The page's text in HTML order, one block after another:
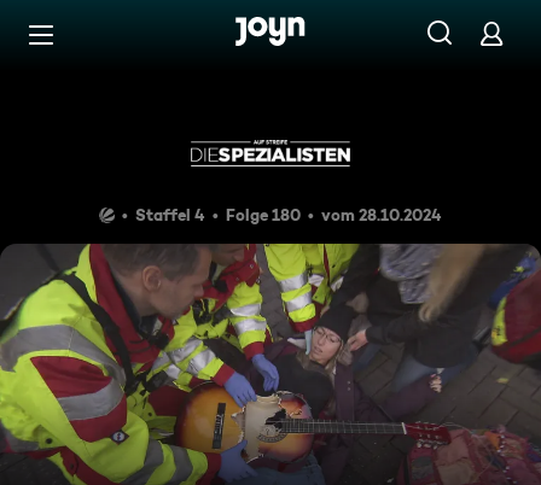
Zum Inhalt springen
Staffel 4 Folge 180 vom 28.10.2024